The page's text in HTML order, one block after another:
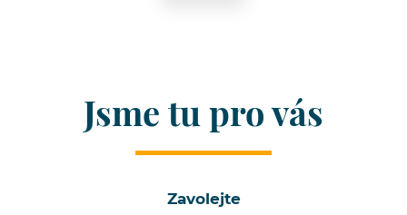
Jsme tu pro vás
Zavolejte